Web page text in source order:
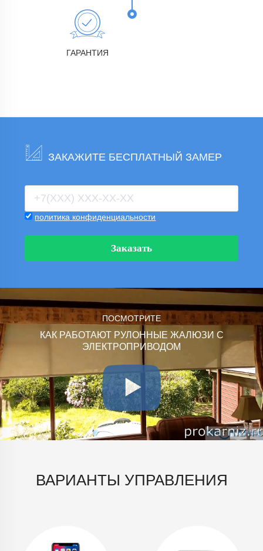
ГАРАНТИЯ
ЗАКАЖИТЕ БЕСПЛАТНЫЙ ЗАМЕР
политика конфиденциальности
Заказать
ПОСМОТРИТЕ
КАК РАБОТАЮТ РУЛОННЫЕ ЖАЛЮЗИ С
ЭЛЕКТРОПРИВОДОМ
ВАРИАНТЫ УПРАВЛЕНИЯ